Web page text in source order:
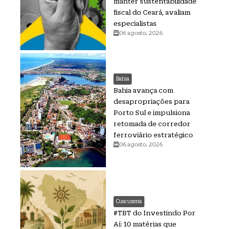
fiscal do Ceará, avaliam
especialistas
06 agosto, 2026
Bahia
Bahia avança com
desapropriações para
Porto Sul e impulsiona
retomada de corredor
ferroviário estratégico
06 agosto, 2026
Cuscuzeria
#TBT do Investindo Por
Aí: 10 matérias que